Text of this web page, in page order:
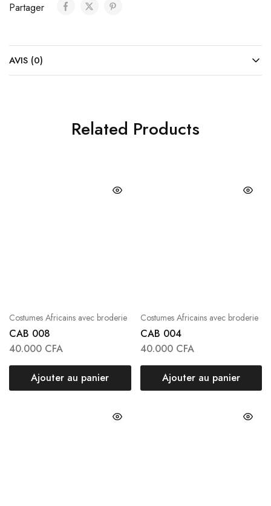
Partager
AVIS (0)
Related Products
Costumes Africains avec broderie
CAB 008
40.000 CFA
Ajouter au panier
Costumes Africains avec broderie
CAB 004
40.000 CFA
Ajouter au panier